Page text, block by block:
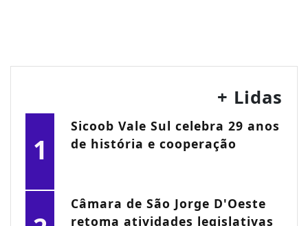
+ Lidas
1
Sicoob Vale Sul celebra 29 anos
de história e cooperação
Câmara de São Jorge D'Oeste
retoma atividades legislativas